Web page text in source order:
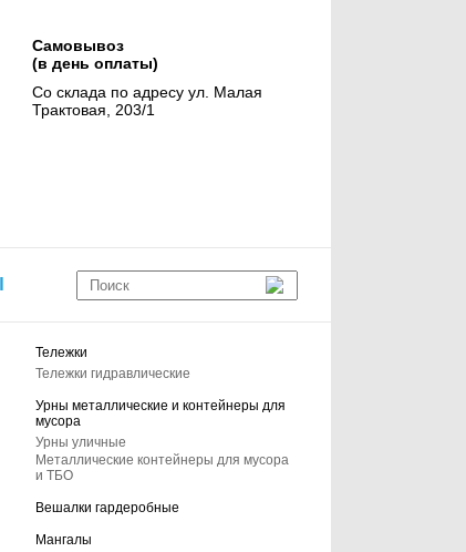
Самовывоз
(в день оплаты)
Со склада по адресу ул. Малая
Трактовая, 203/1
Тележки
Тележки гидравлические
Урны металлические и контейнеры для
мусора
Урны уличные
Металлические контейнеры для мусора
и ТБО
Вешалки гардеробные
Мангалы